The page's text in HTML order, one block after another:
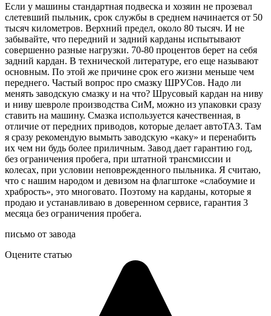
Если у машины стандартная подвеска и хозяин не прозевал
слетевший пыльник, срок службы в среднем начинается от 50
тысяч километров. Верхний предел, около 80 тысяч. И не
забывайте, что передний и задний карданы испытывают
совершенно разные нагрузки. 70-80 процентов берет на себя
задний кардан. В технической литературе, его еще называют
основным. По этой же причине срок его жизни меньше чем
переднего. Частый вопрос про смазку ШРУСов. Надо ли
менять заводскую смазку и на что? Шрусовый кардан на ниву
и ниву шевроле производства СиМ, можно из упаковки сразу
ставить на машину. Смазка используется качественная, в
отличие от передних приводов, которые делает автоТАЗ. Там
я сразу рекомендую вымыть заводскую «каку» и перенабить
их чем ни будь более приличным. Завод дает гарантию год,
без ограничения пробега, при штатной трансмиссии и
колесах, при условии неповрежденного пыльника. Я считаю,
что с нашим народом и девизом на флагштоке «слабоумие и
храбрость», это многовато. Поэтому на карданы, которые я
продаю и устанавливаю в доверенном сервисе, гарантия 3
месяца без ограничения пробега.
письмо от завода
Оцените статью